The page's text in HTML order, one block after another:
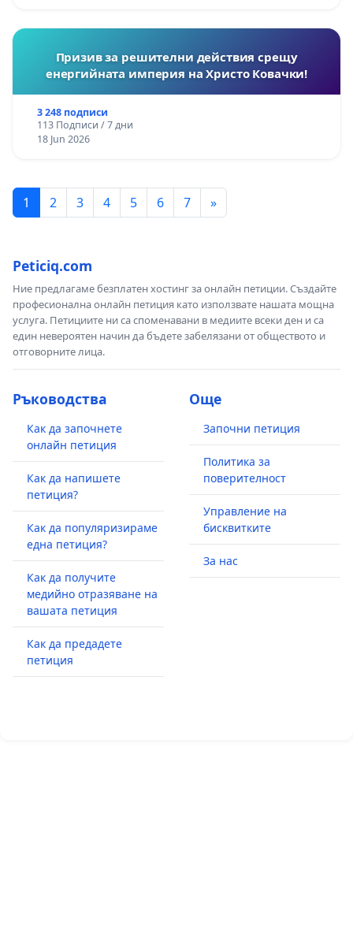
Призив за решителни действия срещу
енергийната империя на Христо Ковачки!
3 248 подписи
113 Подписи / 7 дни
18 Jun 2026
1 2 3 4 5 6 7 »
Peticiq.com
Ние предлагаме безплатен хостинг за онлайн петиции. Създайте
професионална онлайн петиция като използвате нашата мощна
услуга. Петициите ни са споменавани в медиите всеки ден и са
един невероятен начин да бъдете забелязани от обществото и
отговорните лица.
Ръководства
Как да започнете
онлайн петиция
Как да напишете
петиция?
Как да популяризираме
една петиция?
Как да получите
медийно отразяване на
вашата петиция
Как да предадете
петиция
Още
Започни петиция
Политика за
поверителност
Управление на
бисквитките
За нас